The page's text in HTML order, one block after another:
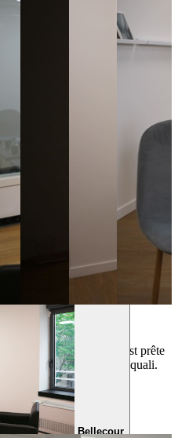
au style contemporain est prête
pour toutes vos études quali.
Fourviere
Bellecour